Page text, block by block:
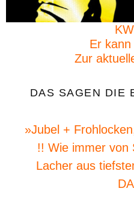
Er
Zur
DAS SAGEN DIE
»Jubel +
!! Wie immer von
Lacher aus